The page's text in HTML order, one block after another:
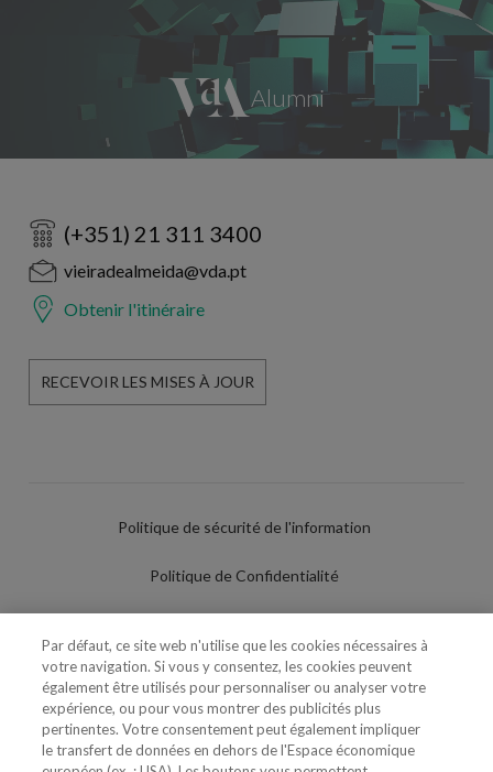
(+351) 21 311 3400
vieiradealmeida@vda.pt
Obtenir l'itinéraire
RECEVOIR LES MISES À JOUR
Politique de sécurité de l'information
Politique de Confidentialité
Politique de Cookies
Paramètres des cookies
Utilisation Frauduleuse du Nom/Brand
Par défaut, ce site web n'utilise que les cookies nécessaires à
votre navigation. Si vous y consentez, les cookies peuvent
également être utilisés pour personnaliser ou analyser votre
expérience, ou pour vous montrer des publicités plus
pertinentes. Votre consentement peut également impliquer
le transfert de données en dehors de l'Espace économique